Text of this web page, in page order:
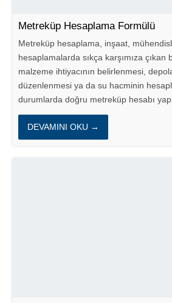
Metreküp Hesaplama Formülü
Metreküp hesaplama, inşaat,
hesaplamalarda sıkça karşımıza çıkan
malzeme ihtiyacının belirlenmesi,
düzenlenmesi ya da su hacminin
durumlarda doğru metreküp hesabı
taşır. Bu...
DEVAMINI OKU →